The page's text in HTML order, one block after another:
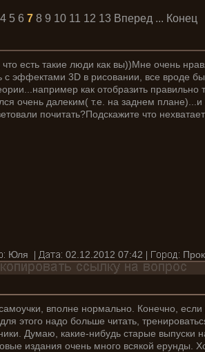
4 5 6 7 8 9 10 11 12 13 Вперед ... Конец
есть такие люди как вы))Мне очень
эффектами 3D в рисовании, все вроде бы
как отобразить правильно
очень далеким( т.е. на заднем
почитать?Подскажите что
Юля 02.12.2012 07:42
вполне нормально. Конечно, если
этого надо больше читать,
Думаю, какие-нибудь старые выпуски
издания очень много всякой ерунды.